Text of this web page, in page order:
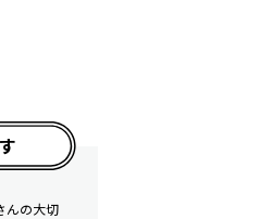
んの大切